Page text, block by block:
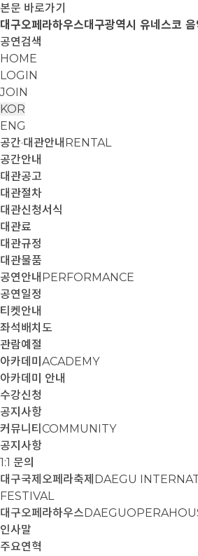
본문 바로가기
대구오페라하우스대구광역시 유네스코 음
공연검색
HOME
LOGIN
JOIN
KOR
ENG
공간·대관안내 RENTAL
공간안내
대관공고
대관절차
대관신청서식
대관료
대관규정
대관물품
공연안내 PERFORMANCE
공연일정
티켓안내
좌석배치도
관람예절
아카데미 ACADEMY
아카데미 안내
수강신청
공지사항
커뮤니티 COMMUNITY
공지사항
1:1 문의
대구국제오페라축제 DAEGU
FESTIVAL
대구오페라하우스
인사말
주요연혁